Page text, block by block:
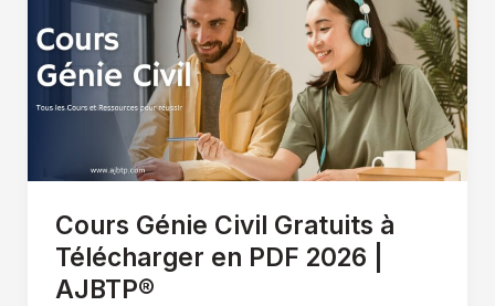
Cours Génie Civil Gratuits à
Télécharger en PDF 2026 |
AJBTP®